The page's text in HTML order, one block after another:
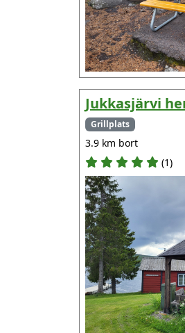
Jukkasjärvi
Grillplats
3.9 km bort
(1)